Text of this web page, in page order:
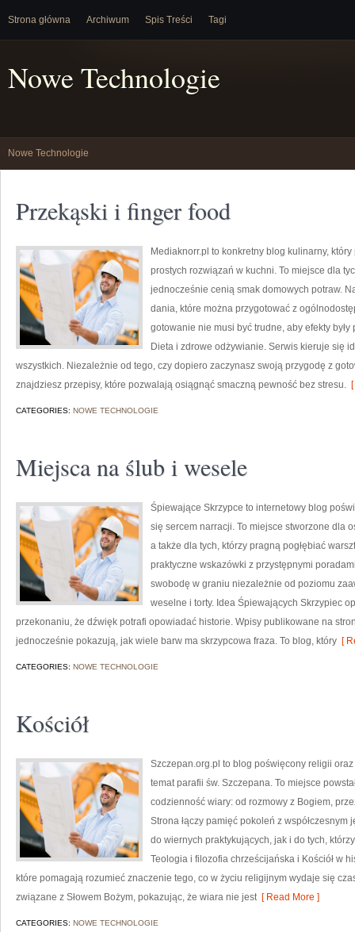
Strona główna Archiwum Spis Treści Tagi
Nowe Technologie
Nowe Technologie
Przekąski i finger food
Mediaknorr.pl to konkretny blog kulinarny,
prostych rozwiązań w kuchni. To miejsce dla
jednocześnie cenią smak domowych potraw.
dania, które można przygotować z
gotowanie nie musi być trudne, aby efekty
Dieta i zdrowe odżywianie. Serwis kieruje się
wszystkich. Niezależnie od tego, czy dopiero zaczynasz swoją przygodę z
znajdziesz przepisy, które pozwalają osiągnąć smaczną pewność bez stresu.
CATEGORIES: NOWE TECHNOLOGIE
Miejsca na ślub i wesele
Śpiewające Skrzypce to internetowy blog
się sercem narracji. To miejsce stworzone dla
a także dla tych, którzy pragną pogłębiać
praktyczne wskazówki z przystępnymi
swobodę w graniu niezależnie od poziomu
weselne i torty. Idea Śpiewających Skrzypiec
przekonaniu, że dźwięk potrafi opowiadać historie. Wpisy publikowane na
jednocześnie pokazują, jak wiele barw ma skrzypcowa fraza. To blog, który [
CATEGORIES: NOWE TECHNOLOGIE
Kościół
Szczepan.org.pl to blog poświęcony religii
temat parafii św. Szczepana. To miejsce
codzienność wiary: od rozmowy z Bogiem,
Strona łączy pamięć pokoleń z
do wiernych praktykujących, jak i do tych,
Teologia i filozofia chrześcijańska i Kościół w
które pomagają rozumieć znaczenie tego, co w życiu religijnym wydaje się
związane z Słowem Bożym, pokazując, że wiara nie jest[ Read More ]
CATEGORIES: NOWE TECHNOLOGIE